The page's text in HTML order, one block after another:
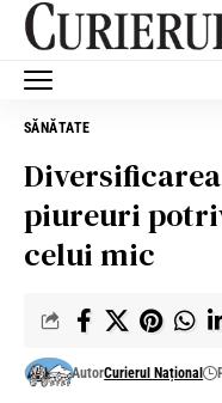
SĂNĂTATE
piureuri
celui mic
AutorCurierul Național